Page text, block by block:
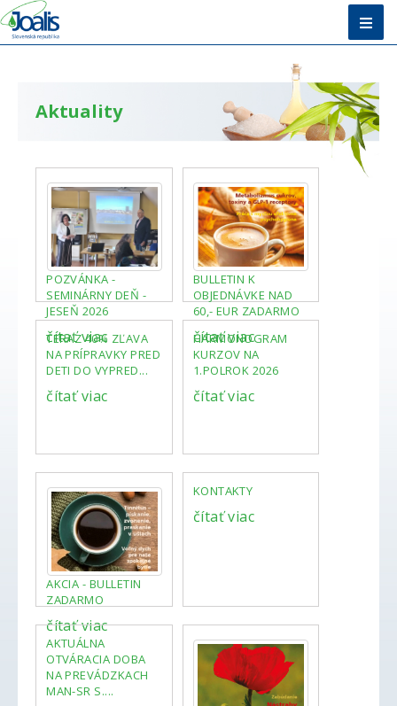
Metóda
Vzdelávanie
O nás + Kontakty
Poradňa
Aktuality
POZVÁNKA -
SEMINÁRNY DEŇ -
JESEŇ 2026
čítať viac
BULLETIN K
OBJEDNÁVKE NAD
60,- EUR ZADARMO
čítať viac
TERAZ 40% ZĽAVA
NA PRÍPRAVKY PRED
DETI DO VYPRED...
čítať viac
HARMONOGRAM
KURZOV NA
1.POLROK 2026
čítať viac
AKCIA - BULLETIN
ZADARMO
čítať viac
KONTAKTY
čítať viac
AKTUÁLNA
OTVÁRACIA DOBA
NA PREVÁDZKACH
MAN-SR S....